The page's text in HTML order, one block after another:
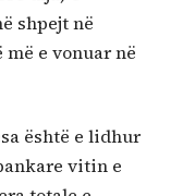
shpejt në
e vonuar në
është e lidhur
vitin e